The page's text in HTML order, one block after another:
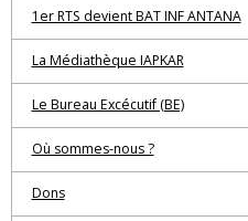
1er RTS devient BAT INF ANTANA
La Médiathèque IAPKAR
Le Bureau Excécutif (BE)
Où sommes-nous ?
Dons